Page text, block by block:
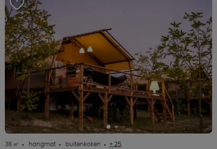
38 ㎡ hangmat buitenkoken + 25